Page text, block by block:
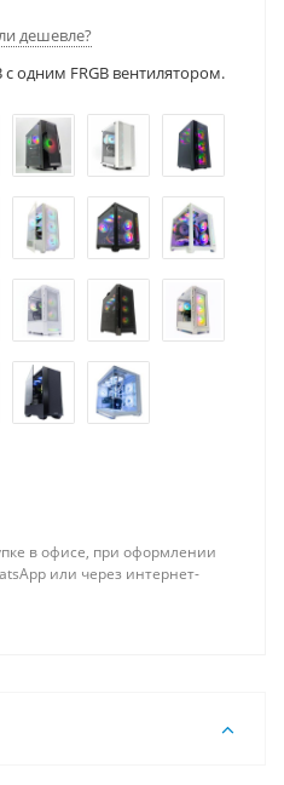
дешевле?
c одним FRGB вентилятором.
в офисе, при оформлении
или через интернет-